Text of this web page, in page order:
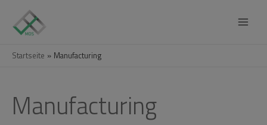
Startseite Manufacturing
Manufacturing